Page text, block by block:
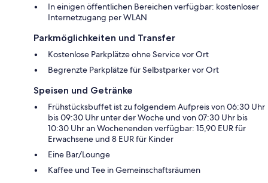
In einigen öffentlichen Bereichen verfügbar: kostenloser
Internetzugang per WLAN
Parkmöglichkeiten und Transfer
Kostenlose Parkplätze ohne Service vor Ort
Begrenzte Parkplätze für Selbstparker vor Ort
Speisen und Getränke
Frühstücksbuffet ist zu folgendem Aufpreis von 06:30 Uhr
bis 09:30 Uhr unter der Woche und von 07:30 Uhr bis
10:30 Uhr an Wochenenden verfügbar: 15,90 EUR für
Erwachsene und 8 EUR für Kinder
Eine Bar/Lounge
Kaffee und Tee in Gemeinschaftsräumen